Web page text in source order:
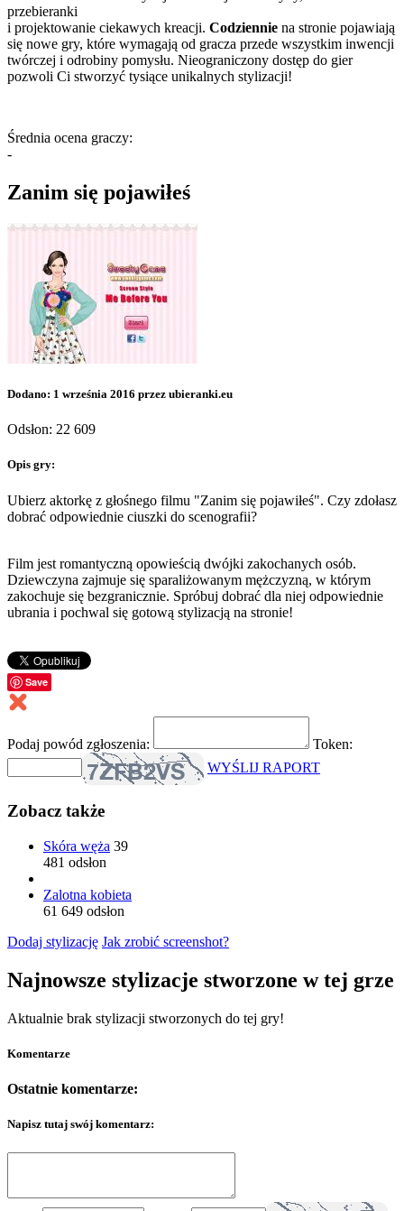
przebieranki
i projektowanie ciekawych kreacji. Codziennie na stronie pojawiają
się nowe gry, które wymagają od gracza przede wszystkim inwencji
twórczej i odrobiny pomysłu. Nieograniczony dostęp do gier
pozwoli Ci stworzyć tysiące unikalnych stylizacji!
Średnia ocena graczy:
-
Zanim się pojawiłeś
Dodano: 1 września 2016 przez ubieranki.eu
Odsłon: 22 609
Opis gry:
Ubierz aktorkę z głośnego filmu "Zanim się pojawiłeś". Czy zdołasz
dobrać odpowiednie ciuszki do scenografii?
Film jest romantyczną opowieścią dwójki zakochanych osób.
Dziewczyna zajmuje się sparaliżowanym mężczyzną, w którym
zakochuje się bezgranicznie. Spróbuj dobrać dla niej odpowiednie
ubrania i pochwal się gotową stylizacją na stronie!
Save
Podaj powód zgłoszenia:
Token:
WYŚLIJ RAPORT
Zobacz także
Skóra węża 39
481 odsłon
Zalotna kobieta
61 649 odsłon
Dodaj stylizację Jak zrobić screenshot?
Najnowsze stylizacje stworzone w tej grze
Aktualnie brak stylizacji stworzonych do tej gry!
Komentarze
Ostatnie komentarze:
Napisz tutaj swój komentarz: